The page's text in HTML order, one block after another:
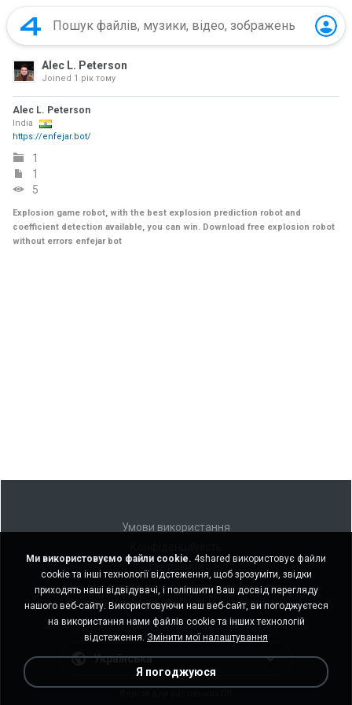
Alec L. Peterson
Joined 1 рік тому
Alec L. Peterson
India
https://enfejar.bot/
1
1
5
Explosion game robot, with the best explosion prediction robot and
coefficient detection available, you can win. Download free explosion robot
without errors enfejar bot
Умови використання
Не продавати мою особисту інформацію
Не ділитися моєю особистою інформацією
Українська
Ми використовуємо файли cookie. 4shared використовує файли
cookie та інші технології відстеження, щоб зрозуміти, звідки
приходять наші відвідувачі, і поліпшити Ваш досвід перегляду
нашого веб-сайту. Використовуючи наш веб-сайт, ви погоджуєтеся
на використання нами файлів cookie та інших технологій
відстеження. Змінити мої налаштування
Я погоджуюся